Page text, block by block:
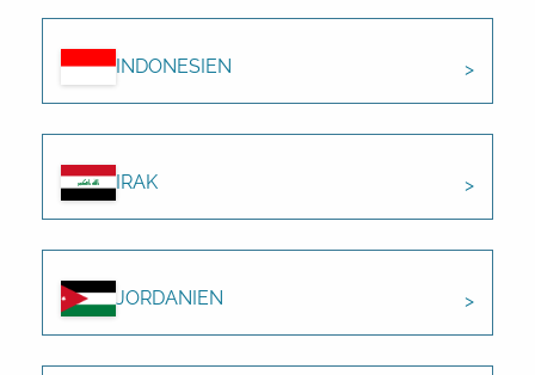
INDONESIEN
IRAK
JORDANIEN